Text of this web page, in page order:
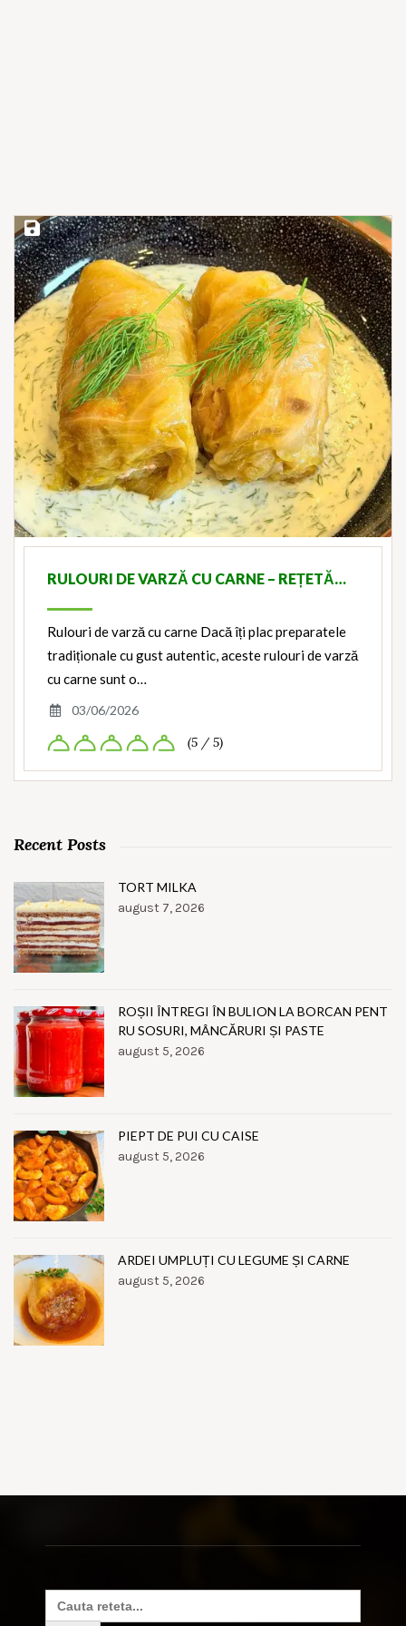
Save Recipe
RULOURI DE VARZĂ CU CARNE – REȚETĂ…
Rulouri de varză cu carne Dacă îți plac preparatele
tradiționale cu gust autentic, aceste rulouri de varză
cu carne sunt o…
03/06/2026
(5 / 5)
Recent Posts
TORT MILKA
august 7, 2026
ROȘII ÎNTREGI ÎN BULION LA BORCAN PENT
RU SOSURI, MÂNCĂRURI ȘI PASTE
august 5, 2026
PIEPT DE PUI CU CAISE
august 5, 2026
ARDEI UMPLUȚI CU LEGUME ȘI CARNE
august 5, 2026
Search
for: